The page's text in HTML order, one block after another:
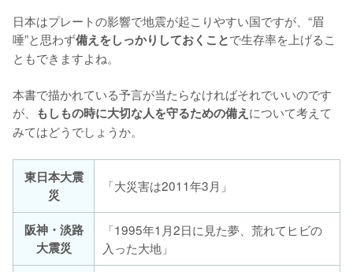
日本はプレートの影響で地震が起こりやすい国ですが、“眉
唾”と思わず備えをしっかりしておくことで生存率を上げるこ
ともできますよね。
本書で描かれている予言が当たらなければそれでいいのです
が、
もしもの時に大切な人を守るための備え について考えて
みてはどうでしょうか。
東日本大震
災
「大災害は2011年3月」
阪神・淡路
大震災
「1995年1月2日に見た夢、荒れてヒビの
入った大地」